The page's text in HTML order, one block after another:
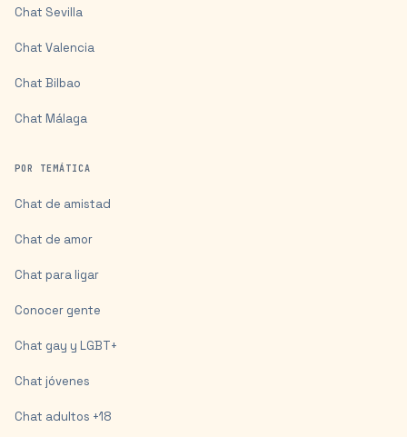
Chat Sevilla
Chat Valencia
Chat Bilbao
Chat Málaga
POR TEMÁTICA
Chat de amistad
Chat de amor
Chat para ligar
Conocer gente
Chat gay y LGBT+
Chat jóvenes
Chat adultos +18